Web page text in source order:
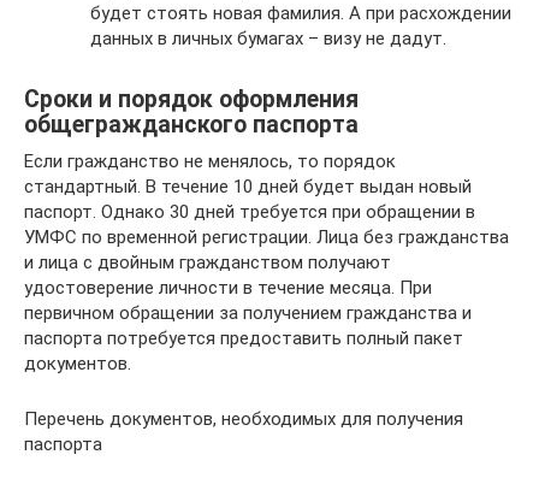
будет стоять новая фамилия. А при расхождении
данных в личных бумагах – визу не дадут.
Сроки и порядок оформления
общегражданского паспорта
Если гражданство не менялось, то порядок
стандартный. В течение 10 дней будет выдан новый
паспорт. Однако 30 дней требуется при обращении в
УМФС по временной регистрации. Лица без гражданства
и лица с двойным гражданством получают
удостоверение личности в течение месяца. При
первичном обращении за получением гражданства и
паспорта потребуется предоставить полный пакет
документов.
Перечень документов, необходимых для получения
паспорта